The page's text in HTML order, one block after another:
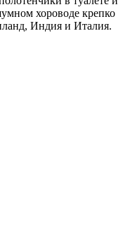
хороводе крепко
Индия и Италия.